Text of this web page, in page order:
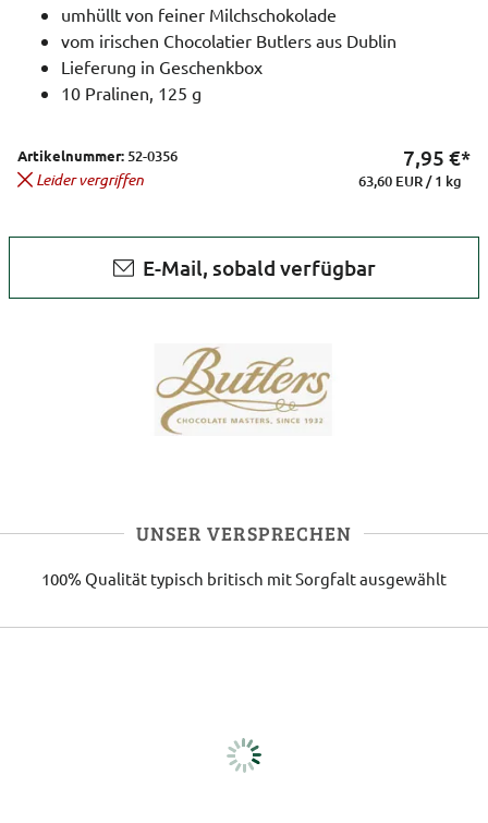
umhüllt von feiner Milchschokolade
vom irischen Chocolatier Butlers aus Dublin
Lieferung in Geschenkbox
10 Pralinen, 125 g
Artikelnummer: 52-0356
Leider vergriffen
7,95 €*
63,60 EUR / 1 kg
E-Mail, sobald verfügbar
UNSER VERSPRECHEN
100% Qualität typisch britisch mit Sorgfalt ausgewählt